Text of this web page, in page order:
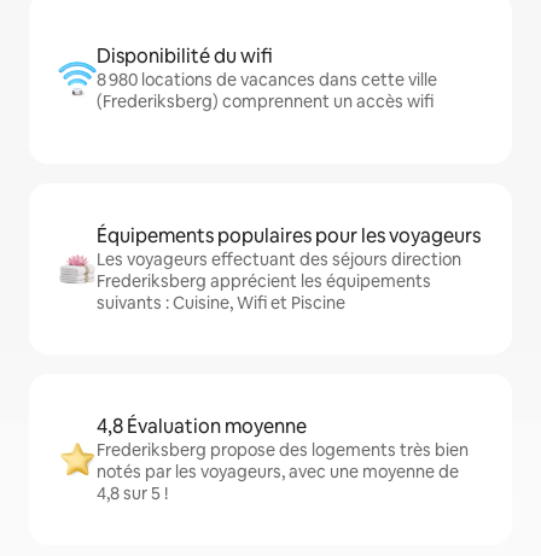
Disponibilité du wifi
8 980 locations de vacances dans cette ville
(Frederiksberg) comprennent un accès wifi
Équipements populaires pour les voyageurs
Les voyageurs effectuant des séjours direction
Frederiksberg apprécient les équipements
suivants : Cuisine, Wifi et Piscine
4,8 Évaluation moyenne
Frederiksberg propose des logements très bien
notés par les voyageurs, avec une moyenne de
4,8 sur 5 !